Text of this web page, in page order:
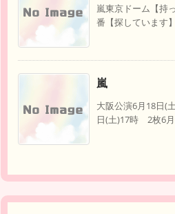
嵐東京ドーム【持
番【探しています
嵐
大阪公演6月18日(
日(土)17時 2枚6月